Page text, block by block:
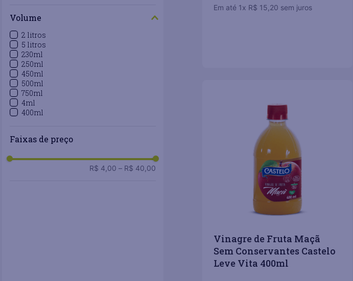
Volume
2 litros
5 litros
230ml
250ml
450ml
500ml
750ml
4ml
400ml
Faixas de preço
R$ 4,00 – R$ 40,00
Em até 1x R$ 15 20 sem juros
Vinagre de Fruta Maçã
Sem Conservantes Castelo
Leve Vita 400ml